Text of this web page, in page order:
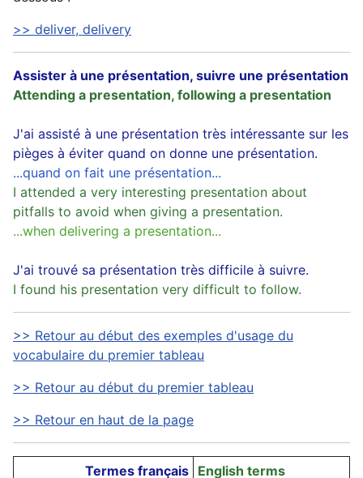
>> deliver, delivery
Assister à une présentation, suivre une présentation
Attending a presentation, following a presentation
J'ai assisté à une présentation très intéressante sur les
pièges à éviter quand on donne une présentation.
...quand on fait une présentation...
I attended a very interesting presentation about
pitfalls to avoid when giving a presentation.
...when delivering a presentation...
J'ai trouvé sa présentation très difficile à suivre.
I found his presentation very difficult to follow.
>> Retour au début des exemples d'usage du
vocabulaire du premier tableau
>> Retour au début du premier tableau
>> Retour en haut de la page
Termes français English terms